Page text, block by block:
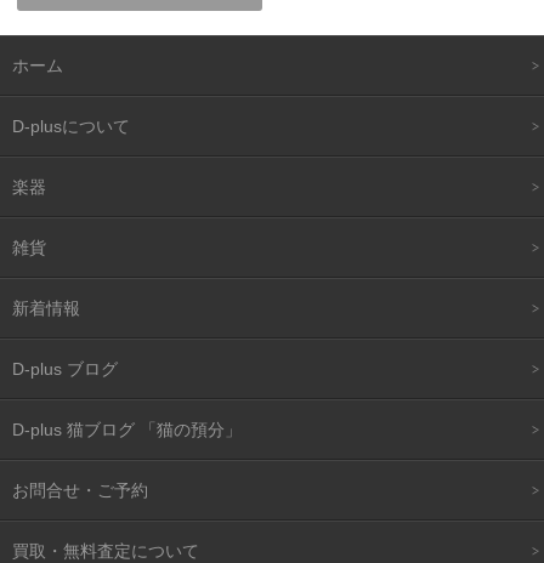
ホーム
D-plusについて
楽器
雑貨
新着情報
D-plus ブログ
D-plus 猫ブログ 「猫の預分」
お問合せ・ご予約
買取・無料査定について